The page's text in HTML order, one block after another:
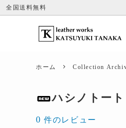
全国送料無料
ホーム Collection
ハシノトー
0 件のレビュー